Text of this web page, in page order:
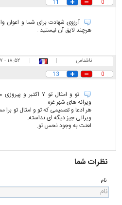
0
11
آرزوی شهادت برای شما و اعوان
هرچند لایق آن نیستید .
ناشناس |
|
۱۸:۵۲ - ۱۴۰۵/۰۴/۱۷
0
13
تو و امثال تو ۷
ویرانه های شهر غزه.
هر ادعا و تصمیمی که تو و امثال تو
ویرانی چیز دیگه ای نداسته.
لعنت به وجود نحس تو.
نظرات شما
نام